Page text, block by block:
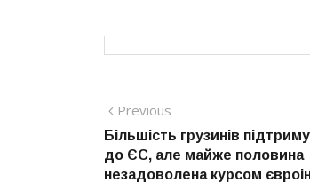
Навігація
записів
Previous
post:
Більшість грузинів
до ЄС, але майже половина
незадоволена курсом